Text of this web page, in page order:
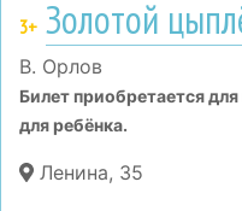
3+ Золотой
В. Орлов
Билет приобретается
для ребёнка.
Ленина, 35